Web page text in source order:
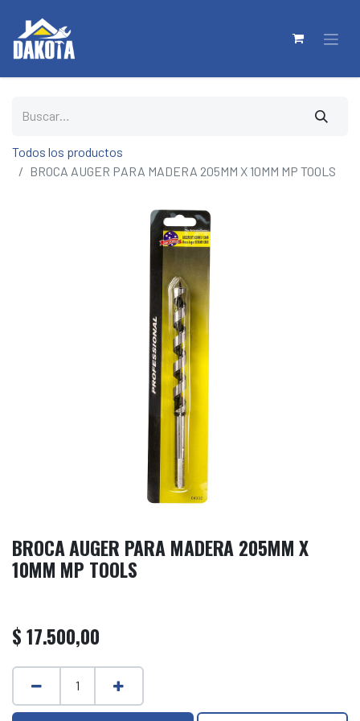
Todos los productos
BROCA AUGER PARA MADERA 205MM X 10MM MP TOOLS
BROCA AUGER PARA MADERA 205MM X
10MM MP TOOLS
$ 17.500,00